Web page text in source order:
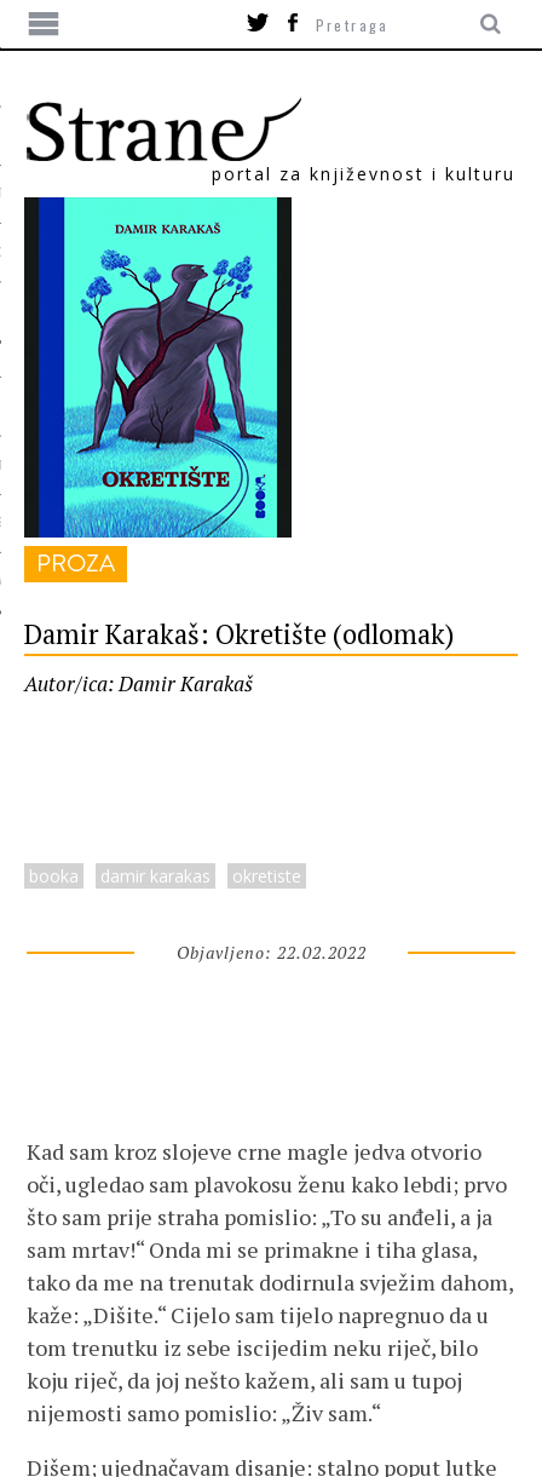
portal za književnost i kulturu
PROZA
Damir Karakaš: Okretište (odlomak)
Autor/ica: Damir Karakaš
booka damir karakas okretiste
Objavljeno: 22.02.2022
Kad sam kroz slojeve crne magle jedva otvorio
oči, ugledao sam plavokosu ženu kako lebdi; prvo
što sam prije straha pomislio: „To su anđeli, a ja
sam mrtav!“ Onda mi se primakne i tiha glasa,
tako da me na trenutak dodirnula svježim dahom,
kaže: „Dišite.“ Cijelo sam tijelo napregnuo da u
tom trenutku iz sebe iscijedim neku riječ, bilo
koju riječ, da joj nešto kažem, ali sam u tupoj
nijemosti samo pomislio: „Živ sam.“
Dišem; ujednačavam disanje: stalno poput lutke